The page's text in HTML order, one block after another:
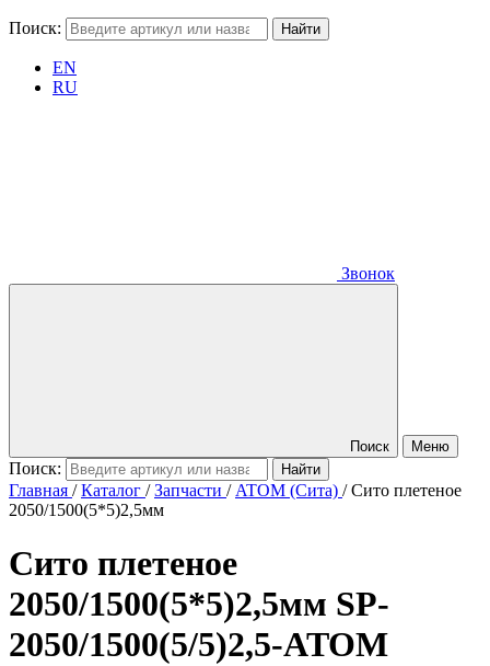
Поиск:
EN
RU
Звонок
Поиск Меню
Поиск:
Главная /Каталог /Запчасти / ATOM (Сита) /Сито плетеное
2050/1500(5*5)2,5мм
Сито плетеное
2050/1500(5*5)2,5мм SP-
2050/1500(5/5)2,5-ATOM